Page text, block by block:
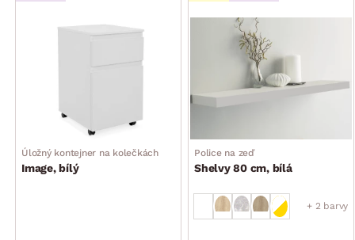
Úložný kontejner na kolečkách
Image, bílý
Police na zeď
Shelvy 80 cm, bílá
+ 2 barvy